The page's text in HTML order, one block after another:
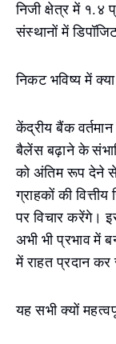
निजी क्षेत्र में १.४
संस्थानों में
निकट भविष्य में
केंद्रीय बैंक
बैलेंस बढ़ाने के
को अंतिम रूप देने
ग्राहकों की
पर विचार करेंगे।
अभी भी प्रभाव में
में राहत प्रदान
यह सभी क्यों